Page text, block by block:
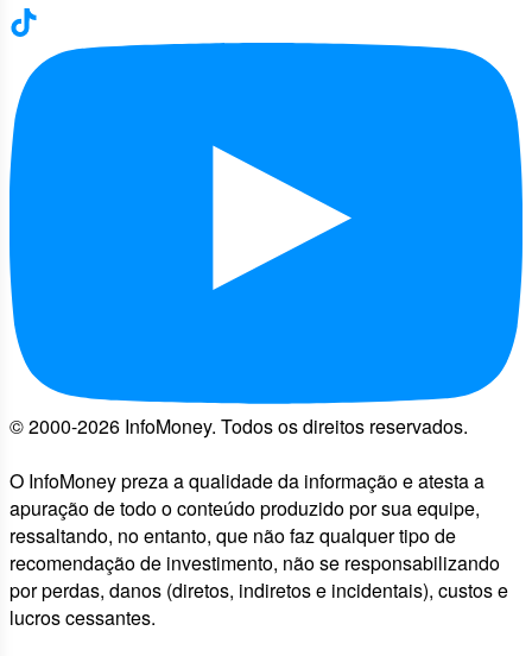
© 2000-2026 InfoMoney. Todos os direitos reservados.
O InfoMoney preza a qualidade da informação e atesta a
apuração de todo o conteúdo produzido por sua equipe,
ressaltando, no entanto, que não faz qualquer tipo de
recomendação de investimento, não se responsabilizando
por perdas, danos (diretos, indiretos e incidentais), custos e
lucros cessantes.